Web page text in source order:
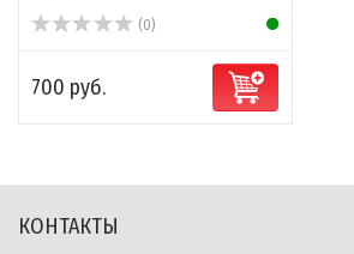
(0)
700 руб.
КОНТАКТЫ